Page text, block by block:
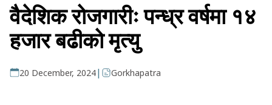
वैदेशिक रोजगारीः पन्ध्र वर्षमा १४
हजार बढीको मृत्यु
20 December, 2024| Gorkhapatra